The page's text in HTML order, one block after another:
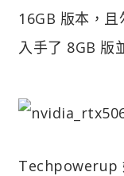
16GB 版本，
入手了 8GB 版
Techpowerup